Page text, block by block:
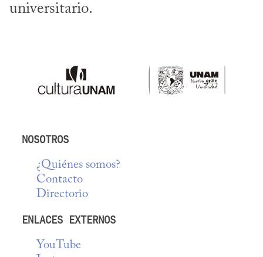
universitario.
NOSOTROS
¿Quiénes somos?
Contacto
Directorio
ENLACES EXTERNOS
YouTube